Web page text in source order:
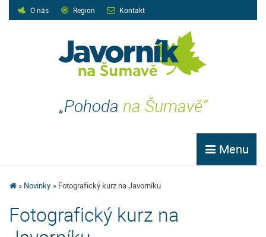
O nás Region Kontakt
„Pohoda na Šumavě“
Menu
Novinky Fotografický kurz na Javorníku
Fotografický kurz na